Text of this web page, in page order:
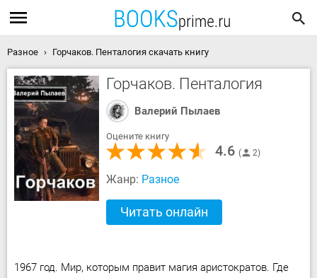
Разное Горчаков. Пенталогия скачать книгу
Горчаков. Пенталогия
Валерий Пылаев
Оцените книгу
4.6 2
Жанр: Разное
Читать онлайн
1967 год. Мир, которым правит магия аристократов. Где